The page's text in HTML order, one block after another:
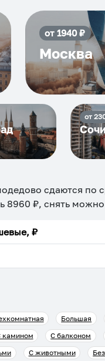
от1940₽
Москва
от
сдаются по
8960 ₽, снять
₽
Большая
камином С балконом
С животными